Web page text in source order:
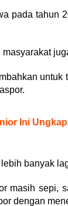
pada tahun
Ini
banyak
masih sepi,
dengan